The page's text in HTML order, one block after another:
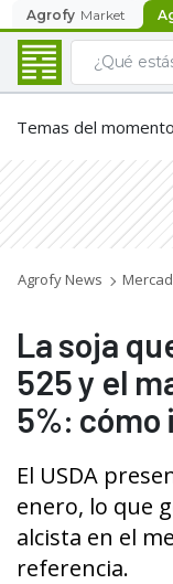
Agrofy Market
Temas del momento
Agrofy News
La soja
525 y el
5%: cómo
El USDA
enero, lo que
alcista en el
referencia.